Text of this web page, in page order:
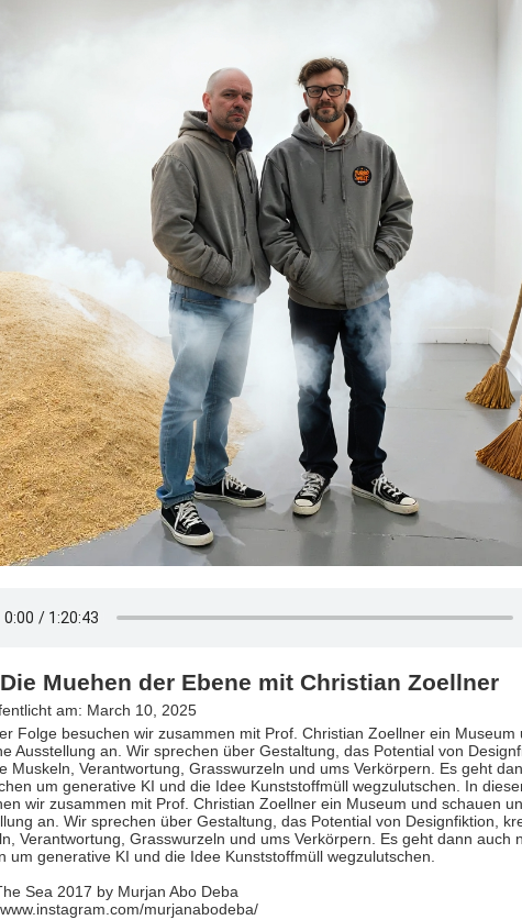
Muehen der Ebene mit Christian Zoellner
am: March 10, 2025
Folge besuchen wir zusammen mit Prof. Christian Zoellner ein Museum
Ausstellung an. Wir sprechen über Gestaltung, das Potential von
Muskeln, Verantwortung, Grasswurzeln und ums Verkörpern. Es geht
um generative KI und die Idee Kunststoffmüll wegzulutschen. In
wir zusammen mit Prof. Christian Zoellner ein Museum und schauen
an. Wir sprechen über Gestaltung, das Potential von Designfiktion,
Verantwortung, Grasswurzeln und ums Verkörpern. Es geht dann auch
um generative KI und die Idee Kunststoffmüll wegzulutschen.
Sea 2017 by Murjan Abo Deba
murjanabodeba/